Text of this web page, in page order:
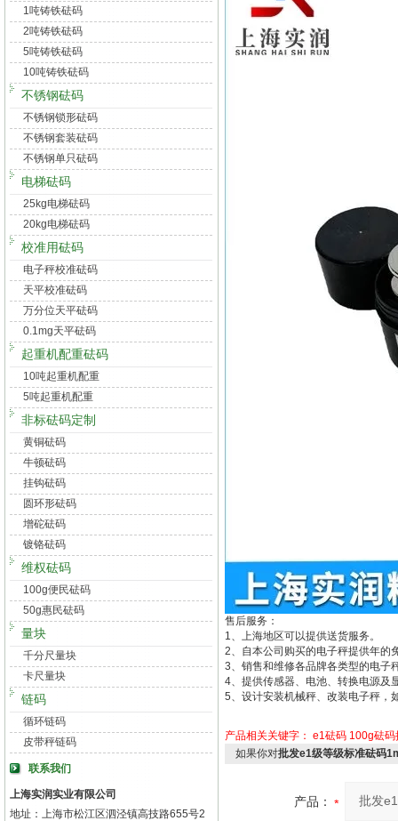
1吨铸铁砝码
2吨铸铁砝码
5吨铸铁砝码
10吨铸铁砝码
不锈钢砝码
不锈钢锁形砝码
不锈钢套装砝码
不锈钢单只砝码
电梯砝码
25kg电梯砝码
20kg电梯砝码
校准用砝码
电子秤校准砝码
天平校准砝码
万分位天平砝码
0.1mg天平砝码
起重机配重砝码
10吨起重机配重
5吨起重机配重
非标砝码定制
黄铜砝码
牛顿砝码
挂钩砝码
圆环形砝码
增砣砝码
镀铬砝码
维权砝码
100g便民砝码
50g惠民砝码
量块
千分尺量块
卡尺量块
链码
循环链码
皮带秤链码
联系我们
上海实润实业有限公司
地址：上海市松江区泗泾镇高技路655号2
售后服务：
1、上海地区可以提供送货服务。
2、自本公司购买的电子秤提供年的
3、销售和维修各品牌各类型的电子
4、提供传感器、电池、转换电源及
5、设计安装机械秤、改装电子秤，
产品相关关键字： e1砝码 100g砝码
如果你对批发e1级等级标准砝码
产品：